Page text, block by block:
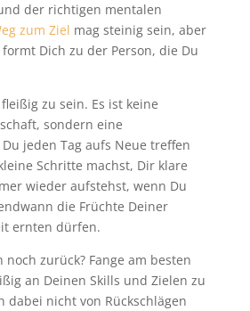
der richtigen mentalen
zum Ziel mag steinig sein, aber
Dich zu der Person, die Du
zu sein. Es ist keine
sondern eine
jeden Tag aufs Neue treffen
Schritte machst, Dir klare
wieder aufstehst, wenn Du
die Früchte Deiner
ernten dürfen.
noch zurück? Fange am besten
an Deinen Skills und Zielen zu
dabei nicht von Rückschlägen